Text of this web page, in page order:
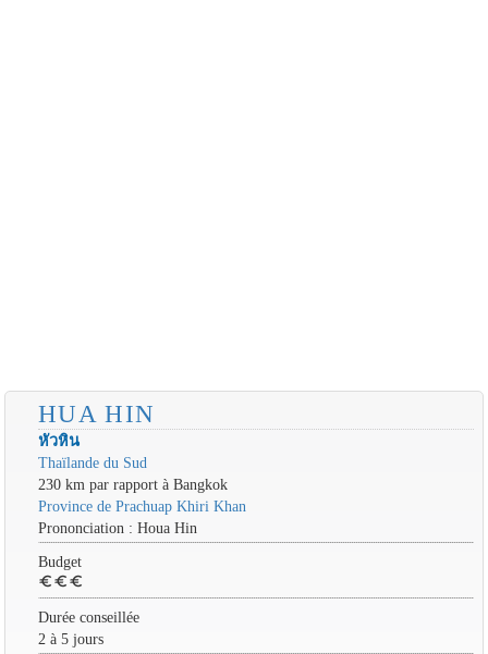
HUA HIN
หัวหิน
Thaïlande du Sud
230 km par rapport à Bangkok
Province de Prachuap Khiri Khan
Prononciation : Houa Hin
Budget
euro euro euro
Durée conseillée
2 à 5 jours